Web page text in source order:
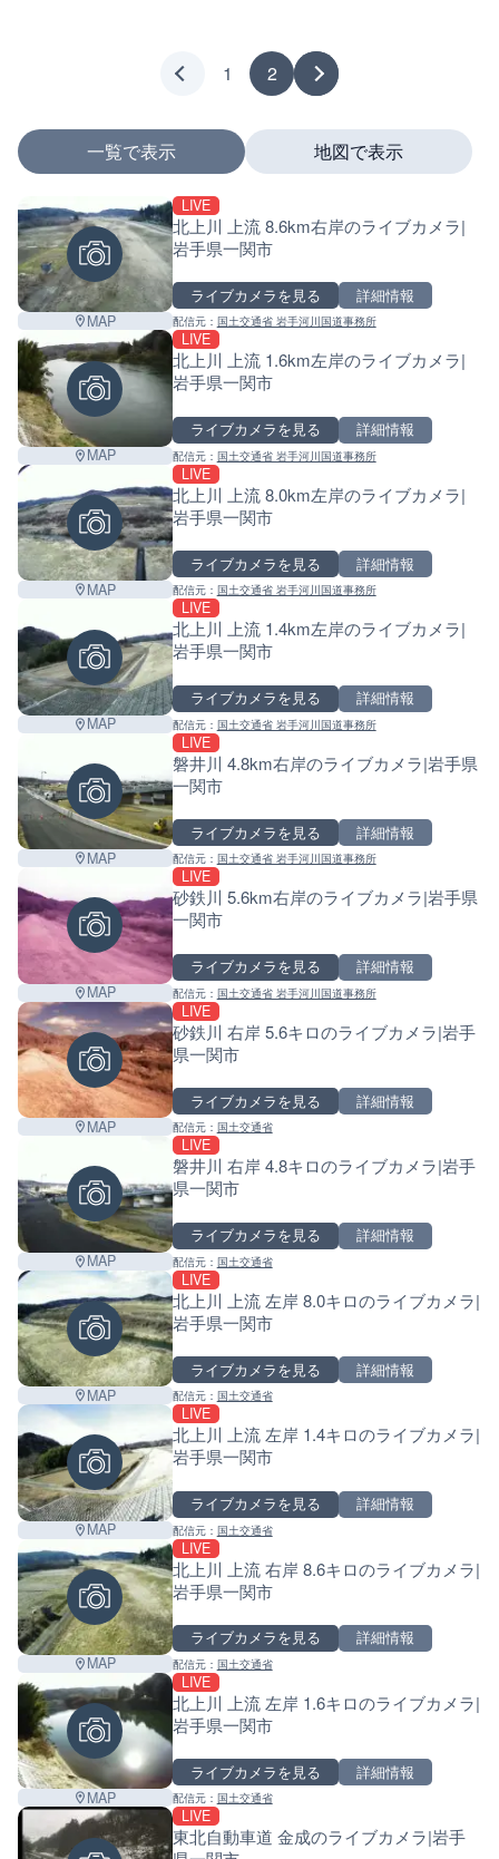
1 2
一覧で表示
MAP
LIVE
北上川 上流 8.6km右岸のライブカメラ|
岩手県一関市
ライブカメラを見る 詳細情報
配信元： 国土交通省 岩手河川国道事務所
MAP
LIVE
北上川 上流 1.6km左岸のライブカメラ|
岩手県一関市
ライブカメラを見る 詳細情報
配信元： 国土交通省 岩手河川国道事務所
MAP
LIVE
北上川 上流 8.0km左岸のライブカメラ|
岩手県一関市
ライブカメラを見る 詳細情報
配信元： 国土交通省 岩手河川国道事務所
MAP
LIVE
北上川 上流 1.4km左岸のライブカメラ|
岩手県一関市
ライブカメラを見る 詳細情報
配信元： 国土交通省 岩手河川国道事務所
MAP
LIVE
磐井川 4.8km右岸のライブカメラ|岩手県
一関市
ライブカメラを見る 詳細情報
配信元： 国土交通省 岩手河川国道事務所
MAP
LIVE
砂鉄川 5.6km右岸のライブカメラ|岩手県
一関市
ライブカメラを見る 詳細情報
配信元： 国土交通省 岩手河川国道事務所
MAP
LIVE
砂鉄川 右岸 5.6キロのライブカメラ|岩手
県一関市
ライブカメラを見る 詳細情報
配信元： 国土交通省
MAP
LIVE
磐井川 右岸 4.8キロのライブカメラ|岩手
県一関市
ライブカメラを見る 詳細情報
配信元： 国土交通省
MAP
LIVE
北上川 上流 左岸 8.0キロのライブカメラ|
岩手県一関市
ライブカメラを見る 詳細情報
配信元： 国土交通省
MAP
LIVE
北上川 上流 左岸 1.4キロのライブカメラ|
岩手県一関市
ライブカメラを見る 詳細情報
配信元： 国土交通省
MAP
LIVE
北上川 上流 右岸 8.6キロのライブカメラ|
岩手県一関市
ライブカメラを見る 詳細情報
配信元： 国土交通省
MAP
LIVE
北上川 上流 左岸 1.6キロのライブカメラ|
岩手県一関市
ライブカメラを見る 詳細情報
配信元： 国土交通省
LIVE
東北自動車道 金成のライブカメラ|岩手
地図で表示
+
−
マーカーをタップするとライブカメラの詳細が表示さ